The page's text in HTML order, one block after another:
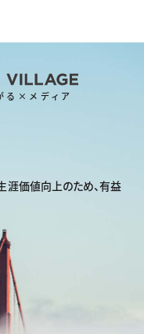
る×メディア
涯価値向上のため、有益